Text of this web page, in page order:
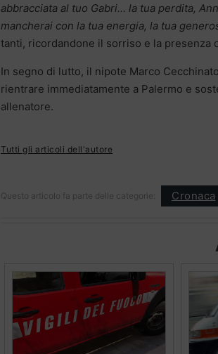
abbracciata al tuo Gabri… la tua perdita,
mancherai con la tua energia, la tua
tanti, ricordandone il sorriso e la presenza
In segno di lutto, il nipote Marco
rientrare immediatamente a Palermo e
allenatore.
Tutti gli articoli dell'autore
Questo articolo fa parte delle categorie: Cronaca